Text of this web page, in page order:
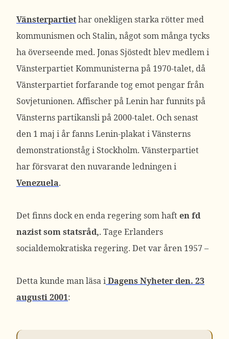
Vänsterpartiethar onekligen starka rötter med
kommunismen och Stalin, något som många tycks
ha överseende med. Jonas Sjöstedt blev medlem i
Vänsterpartiet Kommunisterna på 1970-talet, då
Vänsterpartiet forfarande tog emot pengar från
Sovjetunionen. Affischer på Lenin har funnits på
Vänsterns partikansli på 2000-talet. Och senast
den 1 maj i år fanns Lenin-plakat i Vänsterns
demonstrationståg i Stockholm. Vänsterpartiet
har försvarat den nuvarande ledningen i
Venezuela.
Det finns dock en enda regering som haften fd
nazist som statsråd,. Tage Erlanders
socialdemokratiska regering. Det var åren 1957 –
Detta kunde man läsa iDagens Nyheter den. 23
augusti 2001: